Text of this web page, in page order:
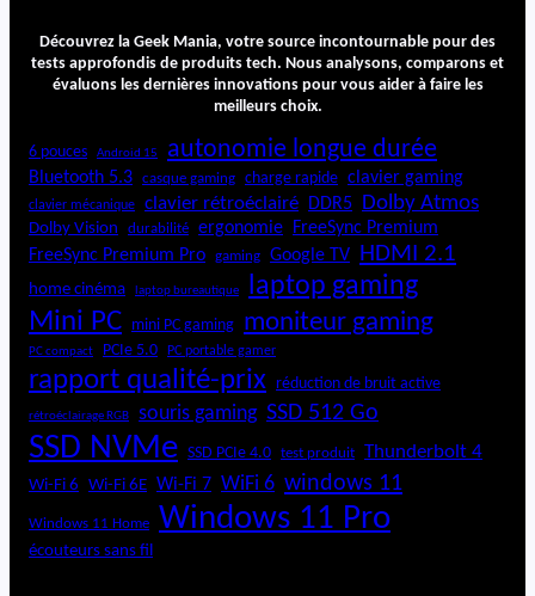
Découvrez la Geek Mania, votre source incontournable pour des
tests approfondis de produits tech. Nous analysons, comparons et
évaluons les dernières innovations pour vous aider à faire les
meilleurs choix.
6 pouces Android 15 autonomie longue durée
Bluetooth 5.3 casque gaming charge rapide clavier gaming
clavier mécanique clavier rétroéclairé DDR5 Dolby Atmos
Dolby Vision durabilité ergonomie FreeSync Premium
FreeSync Premium Pro
gaming Google TV HDMI 2.1
home cinéma laptop bureautique laptop gaming
Mini PC mini PC gaming moniteur gaming
PC compact PCIe 5.0 PC portable gamer
rapport qualité-prix réduction de bruit active
rétroéclairage RGB souris gaming SSD 512 Go
SSD NVMe SSD PCIe 4.0 test produit Thunderbolt 4
Wi-Fi 6 Wi-Fi 6E Wi-Fi 7 WiFi 6 windows 11
Windows 11 Home Windows 11 Pro
écouteurs sans fil